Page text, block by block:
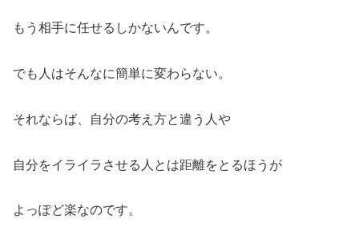
もう相手に任せるしかないんです。
でも人はそんなに簡単に変わらない。
それならば、自分の考え方と違う人や
自分をイライラさせる人とは距離をとるほうが
よっぽど楽なのです。